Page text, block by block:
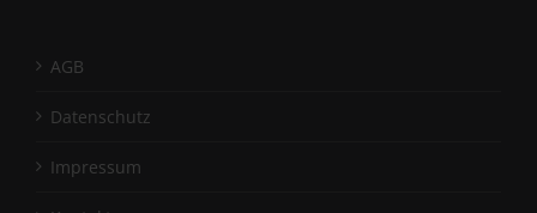
AGB
Datenschutz
Impressum